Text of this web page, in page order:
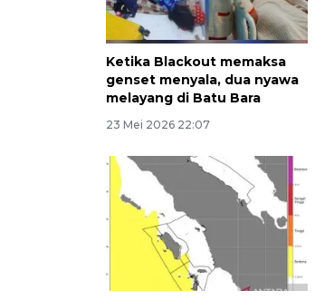
Ketika Blackout memaksa
genset menyala, dua nyawa
melayang di Batu Bara
23 Mei 2026 22:07